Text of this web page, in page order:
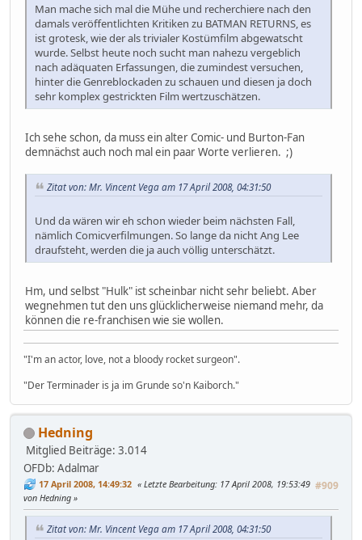
Man mache sich mal die Mühe und recherchiere nach den
damals veröffentlichten Kritiken zu BATMAN RETURNS, es
ist grotesk, wie der als trivialer Kostümfilm abgewatscht
wurde. Selbst heute noch sucht man nahezu vergeblich
nach adäquaten Erfassungen, die zumindest versuchen,
hinter die Genreblockaden zu schauen und diesen ja doch
sehr komplex gestrickten Film wertzuschätzen.
Ich sehe schon, da muss ein alter Comic- und Burton-Fan
demnächst auch noch mal ein paar Worte verlieren. ;)
Zitat von: Mr. Vincent Vega am 17 April 2008, 04:31:50
Und da wären wir eh schon wieder beim nächsten Fall,
nämlich Comicverfilmungen. So lange da nicht Ang Lee
draufsteht, werden die ja auch völlig unterschätzt.
Hm, und selbst "Hulk" ist scheinbar nicht sehr beliebt. Aber
wegnehmen tut den uns glücklicherweise niemand mehr, da
können die re-franchisen wie sie wollen.
"I'm an actor, love, not a bloody rocket surgeon".
"Der Terminader is ja im Grunde so'n Kaiborch."
Hedning
Mitglied Beiträge: 3.014
OFDb: Adalmar
17 April 2008, 14:49:32 #909
Letzte Bearbeitung: 17 April 2008, 19:53:49
von Hedning
Zitat von: Mr. Vincent Vega am 17 April 2008, 04:31:50